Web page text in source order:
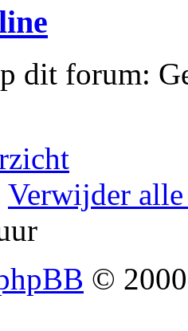
dit forum:
Verwijder
©